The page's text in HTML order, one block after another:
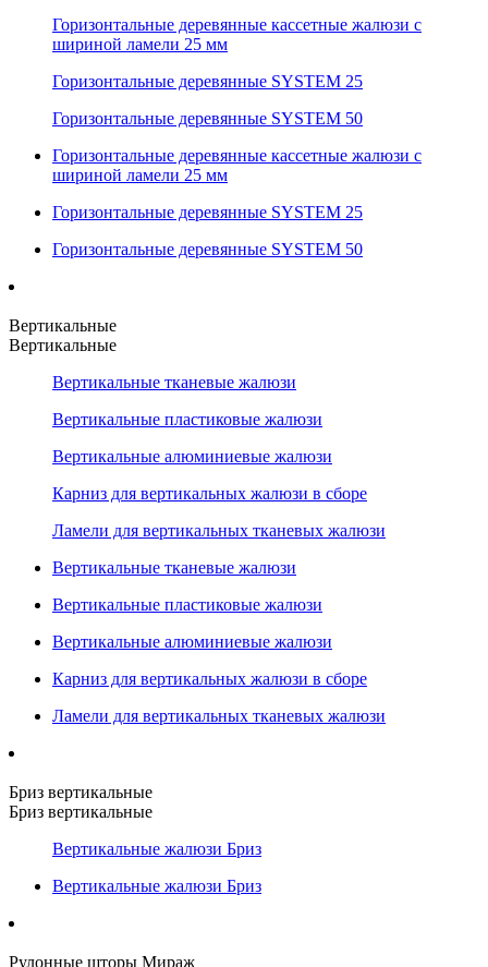
Горизонтальные деревянные кассетные жалюзи с
шириной ламели 25 мм
Горизонтальные деревянные SYSTEM 25
Горизонтальные деревянные SYSTEM 50
Горизонтальные деревянные кассетные жалюзи с
шириной ламели 25 мм
Горизонтальные деревянные SYSTEM 25
Горизонтальные деревянные SYSTEM 50
Вертикальные
Вертикальные
Вертикальные тканевые жалюзи
Вертикальные пластиковые жалюзи
Вертикальные алюминиевые жалюзи
Карниз для вертикальных жалюзи в сборе
Ламели для вертикальных тканевых жалюзи
Вертикальные тканевые жалюзи
Вертикальные пластиковые жалюзи
Вертикальные алюминиевые жалюзи
Карниз для вертикальных жалюзи в сборе
Ламели для вертикальных тканевых жалюзи
Бриз вертикальные
Бриз вертикальные
Вертикальные жалюзи Бриз
Вертикальные жалюзи Бриз
Рулонные шторы Мираж